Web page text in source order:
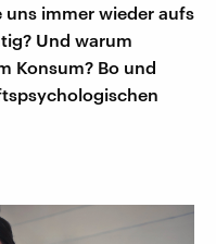
uns immer wieder aufs
Und warum
Konsum? Bo und